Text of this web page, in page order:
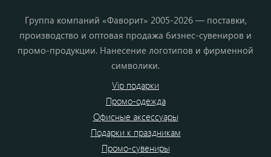
Группа компаний «Фаворит» 2005-2026 — поставки,
производство и оптовая продажа бизнес-сувениров и
промо-продукции. Нанесение логотипов и фирменной
символики.
Vip подарки
Промо-одежда
Офисные аксессуары
Подарки к праздникам
Промо-сувениры